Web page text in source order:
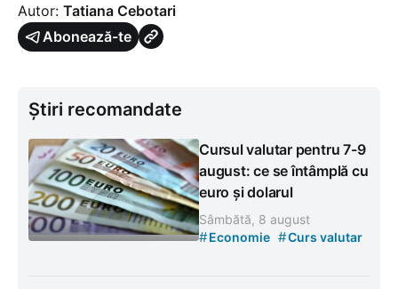
Autor: Tatiana Cebotari
Abonează-te
Știri recomandate
Cursul valutar pentru 7-9
august: ce se întâmplă cu
euro și dolarul
Sâmbătă, 8 august
#Economie #Curs valutar